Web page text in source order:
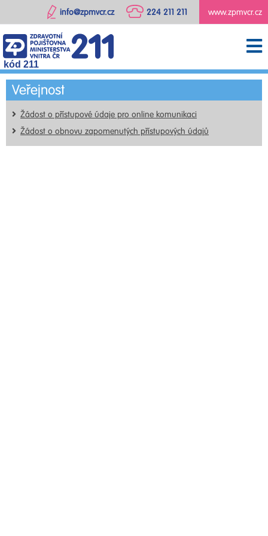
www.zpmvcr.cz
224 211 211
info@zpmvcr.cz
kód 211
Veřejnost
Žádost o přístupové údaje pro online komunikaci
Žádost o obnovu zapomenutých přístupových údajů